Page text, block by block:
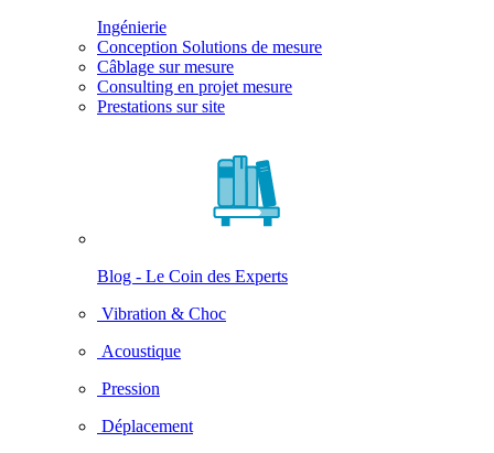
Ingénierie
Conception Solutions de mesure
Câblage sur mesure
Consulting en projet mesure
Prestations sur site
Blog - Le Coin des Experts
Vibration & Choc
Acoustique
Pression
Déplacement